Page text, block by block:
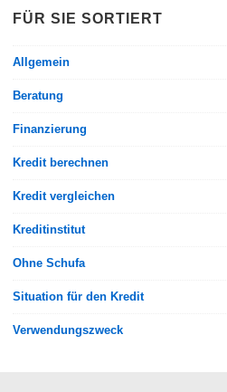
FÜR SIE SORTIERT
Allgemein
Beratung
Finanzierung
Kredit berechnen
Kredit vergleichen
Kreditinstitut
Ohne Schufa
Situation für den Kredit
Verwendungszweck